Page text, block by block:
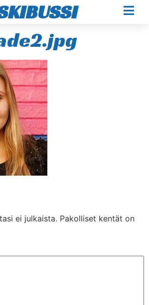
ei julkaista. Pakolliset kentät on